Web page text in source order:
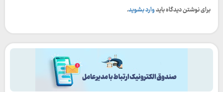
برای نوشتن دیدگاه بایدوارد بشوید.